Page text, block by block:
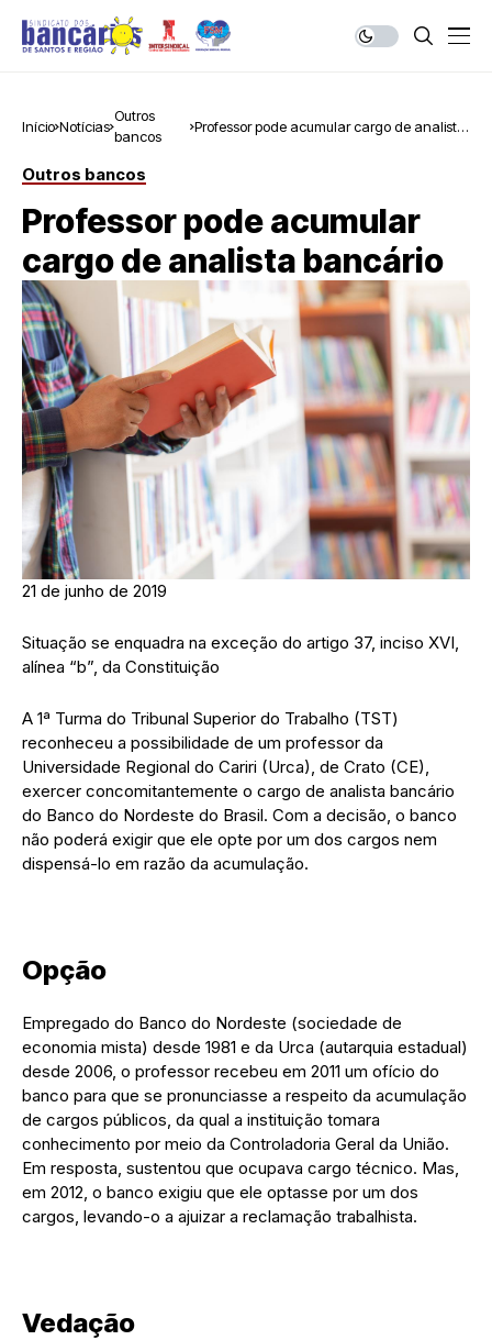
Início Notícias
Outros
bancos
Professor pode acumular cargo de analista
Outros bancos
Professor pode acumular
cargo de analista bancário
21 de junho de 2019
Situação se enquadra na exceção do artigo 37, inciso XVI,
alínea “b”, da Constituição
A 1ª Turma do Tribunal Superior do Trabalho (TST)
reconheceu a possibilidade de um professor da
Universidade Regional do Cariri (Urca), de Crato (CE),
exercer concomitantemente o cargo de analista bancário
do Banco do Nordeste do Brasil. Com a decisão, o banco
não poderá exigir que ele opte por um dos cargos nem
dispensá-lo em razão da acumulação.
Opção
Empregado do Banco do Nordeste (sociedade de
economia mista) desde 1981 e da Urca (autarquia estadual)
desde 2006, o professor recebeu em 2011 um ofício do
banco para que se pronunciasse a respeito da acumulação
de cargos públicos, da qual a instituição tomara
conhecimento por meio da Controladoria Geral da União.
Em resposta, sustentou que ocupava cargo técnico. Mas,
em 2012, o banco exigiu que ele optasse por um dos
cargos, levando-o a ajuizar a reclamação trabalhista.
Vedação